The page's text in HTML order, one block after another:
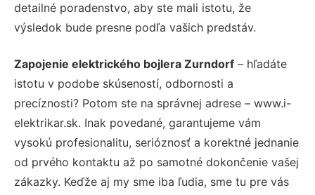
detailné poradenstvo, aby ste mali istotu, že
výsledok bude presne podľa vašich predstáv.
Zapojenie elektrického bojlera Zurndorf – hľadáte
istotu v podobe skúseností, odbornosti a
precíznosti? Potom ste na správnej adrese – www.i-
elektrikar.sk. Inak povedané, garantujeme vám
vysokú profesionalitu, serióznosť a korektné jednanie
od prvého kontaktu až po samotné dokončenie vašej
zákazky. Keďže aj my sme iba ľudia, sme tu pre vás